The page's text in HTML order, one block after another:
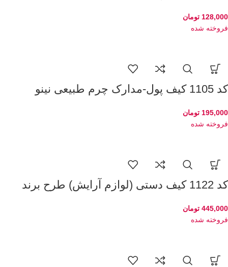
128,000 تومان
فروخته شده
کد 1105 کیف پول-مدارک چرم طبیعی نینو
195,000 تومان
فروخته شده
کد 1122 کیف دستی (لوازم آرایش) طرح برند
445,000 تومان
فروخته شده